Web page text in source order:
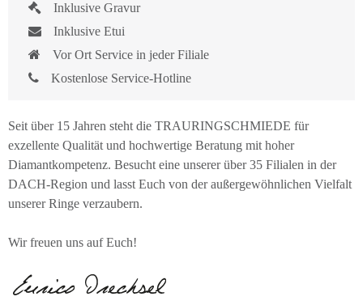
Inklusive Gravur
Inklusive Etui
Vor Ort Service in jeder Filiale
Kostenlose Service-Hotline
Seit über 15 Jahren steht die TRAURINGSCHMIEDE für
exzellente Qualität und hochwertige Beratung mit hoher
Diamantkompetenz. Besucht eine unserer über 35 Filialen in der
DACH-Region und lasst Euch von der außergewöhnlichen Vielfalt
unserer Ringe verzaubern.
Wir freuen uns auf Euch!